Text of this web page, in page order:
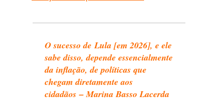
O sucesso de Lula [em 2026], e ele
sabe disso, depende essencialmente
da inflação, de políticas que
chegam diretamente aos
cidadãos – Marina Basso Lacerda